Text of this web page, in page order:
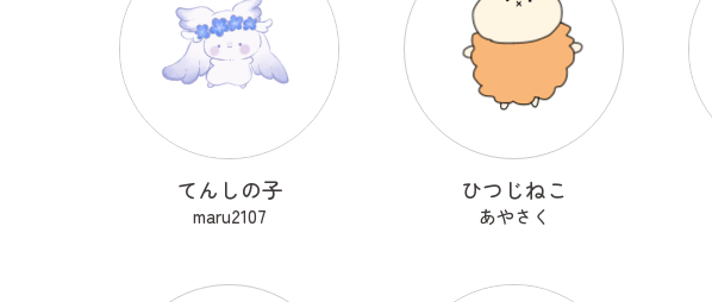
てんしの子
maru2107
ひつじねこ
あやさく